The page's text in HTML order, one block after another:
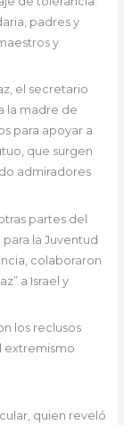
padres y
y
el secretario
la madre de
para apoyar a
que surgen
admiradores
partes del
la Juventud
colaboraron
a Israel y
los reclusos
extremismo
quien reveló